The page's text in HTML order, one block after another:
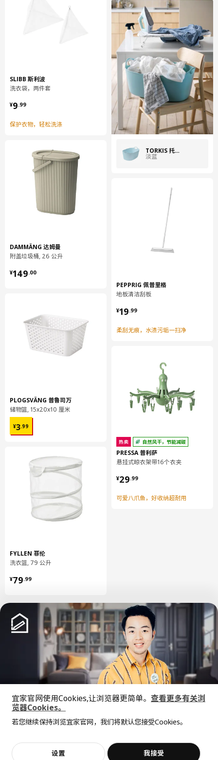
整个衣篮由柔韧的塑料制成，便于携带。
非常适合用来搬运洗衣机里拿出的湿衣服或需要熨烫的干衣服。
产地见包装
小贴士
Henrik Preutz
商品尺寸和包装信息
包装信息
包装数量
长度
61 厘米
净重
1.07 公斤
62.7 公升
1.07 公斤
38 厘米
保养说明
用干布块擦净。
环境和材料
SLIBB 斯利波
洗衣袋，两件套
¥9.99
¥ 9.99
保护衣物，轻松洗涤
DAMMÄNG 达姆曼
附盖垃圾桶, 26 公升
¥149.00
¥ 149.00
PLOGSVÄNG 普鲁司万
储物篮, 15x20x10 厘米
¥3.99
¥ 3.99
FYLLEN 菲伦
洗衣篮, 79 公升
¥79.99
¥ 79.99
TORKIS 托吉斯
淡蓝
PEPPRIG 佩普里格
地板清洁刮板
¥19.99
¥ 19.99
柔刮无痕，水渍污垢一扫净
热卖 自然风干，节能减碳
PRESSA 普利萨
悬挂式晾衣架带16个衣夹
¥29.99
¥ 29.99
可爱八爪鱼，好收纳超耐用
抱歉，该商品在所选地区暂时缺货。
加入购物袋 立即购买
中文 English
© Inter IKEA Systems B.V. 1999-2026
隐私政策
上海工商 沪公网安备 31010402001069号
宜家AI购物助手算法 网信算备310104755117001240013号
宜家智能搜索生成合成算法 网信算备310104755117001250025号
Cookie设置
价格透明，设计专业，现货供应
不，谢谢 立即预约
宜家官网使用Cookies,让浏览器更简单。 查看更多有关浏
览器Cookies。
若您继续保持浏览宜家官网，我们将默认您接受Cookies。
设置 我接受